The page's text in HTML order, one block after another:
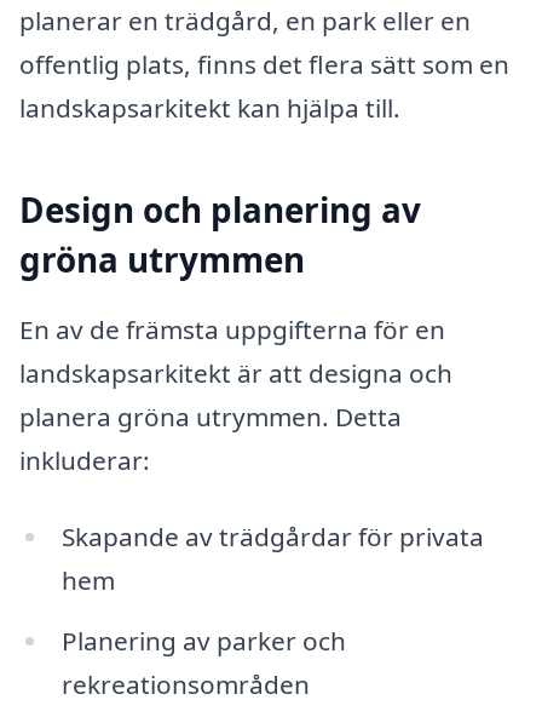
planerar en trädgård, en park eller en
offentlig plats, finns det flera sätt som en
landskapsarkitekt kan hjälpa till.
Design och planering av
gröna utrymmen
En av de främsta uppgifterna för en
landskapsarkitekt är att designa och
planera gröna utrymmen. Detta
inkluderar:
Skapande av trädgårdar för privata
hem
Planering av parker och
rekreationsområden